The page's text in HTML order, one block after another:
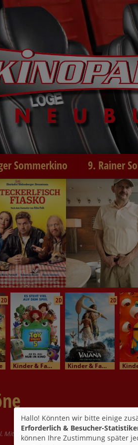
Sommerkino 9. Rainer
2D 2D
Kinder & Familienkino
2D
Kinder & Familienkino
Mit Benjamin Lavernhe, Pierre Lottin, Sarah
Hallo! Könnten wir bitte einige
Erforderlich & Besucher-
können Ihre Zustimmung später